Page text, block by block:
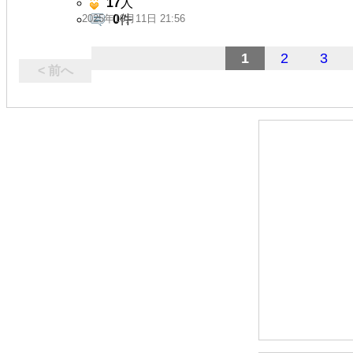
2025年10月11日 21:56
17 人
0件
< 前へ
1 2 3